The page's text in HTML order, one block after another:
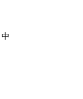
中